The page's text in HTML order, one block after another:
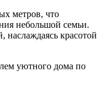
метров, что
небольшой семьи.
наслаждаясь красотой
уютного дома по